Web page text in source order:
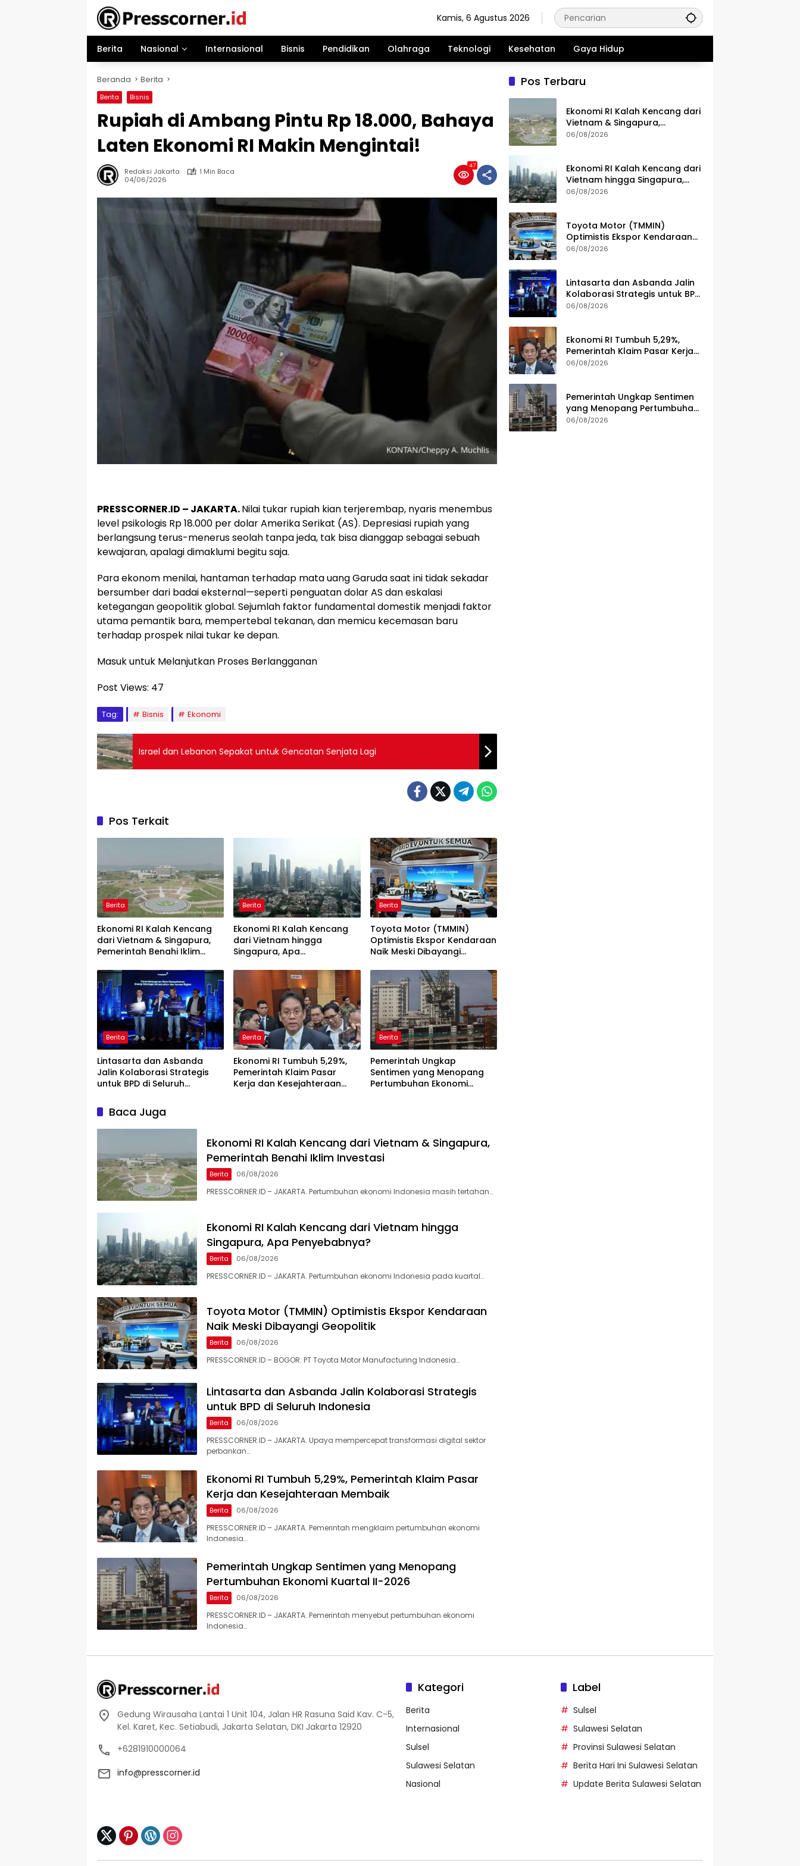
Kamis, 6 Agustus 2026
Berita Nasional Internasional Bisnis Pendidikan Olahraga Teknologi Kesehatan Gaya Hidup
Beranda Berita
Berita Bisnis
Rupiah di Ambang Pintu Rp 18.000, Bahaya
Laten Ekonomi RI Makin Mengintai!
Redaksi Jakarta
1 Min Baca
04/06/2026
47
PRESSCORNER.ID – JAKARTA.Nilai tukar rupiah kian terjerembap, nyaris menembus
level psikologis Rp 18.000 per dolar Amerika Serikat (AS). Depresiasi rupiah yang
berlangsung terus-menerus seolah tanpa jeda, tak bisa dianggap sebagai sebuah
kewajaran, apalagi dimaklumi begitu saja.
Para ekonom menilai, hantaman terhadap mata uang Garuda saat ini tidak sekadar
bersumber dari badai eksternal—seperti penguatan dolar AS dan eskalasi
ketegangan geopolitik global. Sejumlah faktor fundamental domestik menjadi faktor
utama pemantik bara, mempertebal tekanan, dan memicu kecemasan baru
terhadap prospek nilai tukar ke depan.
Masuk untuk Melanjutkan Proses Berlangganan
Post Views: 47
Tag: Bisnis Ekonomi
Israel dan Lebanon Sepakat untuk Gencatan Senjata Lagi
Pos Terkait
Berita
Ekonomi RI Kalah Kencang
dari Vietnam & Singapura,
Pemerintah Benahi Iklim
Berita
Ekonomi RI Kalah Kencang
dari Vietnam hingga
Singapura, Apa
Berita
Toyota Motor (TMMIN)
Optimistis Ekspor Kendaraan
Naik Meski Dibayangi
Berita
Lintasarta dan Asbanda
Jalin Kolaborasi Strategis
untuk BPD di Seluruh
Berita
Ekonomi RI Tumbuh 5,29%,
Pemerintah Klaim Pasar
Kerja dan Kesejahteraan
Berita
Pemerintah Ungkap
Sentimen yang Menopang
Pertumbuhan Ekonomi
Baca Juga
Ekonomi RI Kalah Kencang dari Vietnam & Singapura,
Pemerintah Benahi Iklim Investasi
Berita 06/08/2026
PRESSCORNER.ID – JAKARTA. Pertumbuhan ekonomi Indonesia masih tertahan…
Ekonomi RI Kalah Kencang dari Vietnam hingga
Singapura, Apa Penyebabnya?
Berita 06/08/2026
PRESSCORNER.ID – JAKARTA. Pertumbuhan ekonomi Indonesia pada kuartal…
Toyota Motor (TMMIN) Optimistis Ekspor Kendaraan
Naik Meski Dibayangi Geopolitik
Berita 06/08/2026
PRESSCORNER.ID – BOGOR. PT Toyota Motor Manufacturing Indonesia…
Lintasarta dan Asbanda Jalin Kolaborasi Strategis
untuk BPD di Seluruh Indonesia
Berita 06/08/2026
PRESSCORNER.ID – JAKARTA. Upaya mempercepat transformasi digital sektor
perbankan…
Ekonomi RI Tumbuh 5,29%, Pemerintah Klaim Pasar
Kerja dan Kesejahteraan Membaik
Berita 06/08/2026
PRESSCORNER.ID – JAKARTA. Pemerintah mengklaim pertumbuhan ekonomi
Indonesia…
Pemerintah Ungkap Sentimen yang Menopang
Pertumbuhan Ekonomi Kuartal II-2026
Berita 06/08/2026
PRESSCORNER.ID – JAKARTA. Pemerintah menyebut pertumbuhan ekonomi
Indonesia…
Pos Terbaru
Ekonomi RI Kalah Kencang dari
Vietnam & Singapura,
Pemerintah Benahi Iklim
06/08/2026
Ekonomi RI Kalah Kencang dari
Vietnam hingga Singapura,
Apa Penyebabnya?
06/08/2026
Toyota Motor (TMMIN)
Optimistis Ekspor Kendaraan
Naik Meski Dibayangi
06/08/2026
Lintasarta dan Asbanda Jalin
Kolaborasi Strategis untuk BPD
di Seluruh Indonesia
06/08/2026
Ekonomi RI Tumbuh 5,29%,
Pemerintah Klaim Pasar Kerja
dan Kesejahteraan Membaik
06/08/2026
Pemerintah Ungkap Sentimen
yang Menopang Pertumbuhan
Ekonomi Kuartal II-2026
06/08/2026
Gedung Wirausaha Lantai 1 Unit 104, Jalan HR Rasuna Said Kav. C-5,
Kel. Karet, Kec. Setiabudi, Jakarta Selatan, DKI Jakarta 12920
+6281910000064
info@presscorner.id
Kategori
Berita
Internasional
Sulsel
Sulawesi Selatan
Nasional
Label
Sulsel
Sulawesi Selatan
Provinsi Sulawesi Selatan
Berita Hari Ini Sulawesi Selatan
Update Berita Sulawesi Selatan